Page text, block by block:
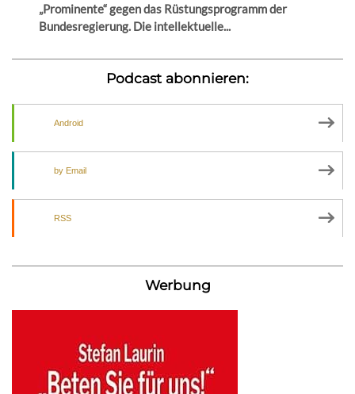
„Prominente“ gegen das Rüstungsprogramm der
Bundesregierung. Die intellektuelle...
Podcast abonnieren:
Android
by Email
RSS
Werbung